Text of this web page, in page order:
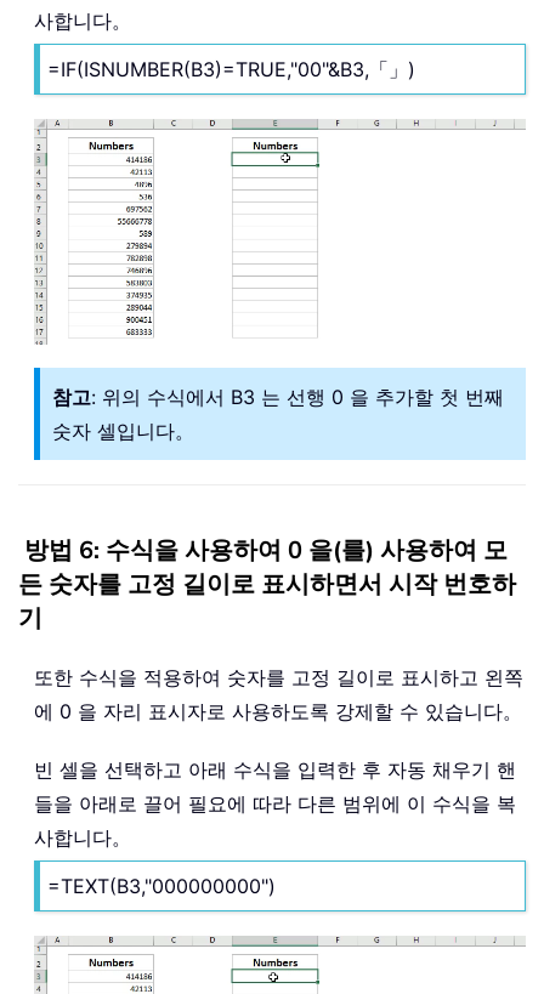
사합니다。
=IF(ISNUMBER(B3)=TRUE,"00"&B3,「」)
참고: 위의 수식에서 B3 는 선행 0 을 추가할 첫 번째
숫자 셀입니다。
방법 6: 수식을 사용하여 0 을(를) 사용하여 모
든 숫자를 고정 길이로 표시하면서 시작 번호하
기
또한 수식을 적용하여 숫자를 고정 길이로 표시하고 왼쪽
에 0 을 자리 표시자로 사용하도록 강제할 수 있습니다。
빈 셀을 선택하고 아래 수식을 입력한 후 자동 채우기 핸
들을 아래로 끌어 필요에 따라 다른 범위에 이 수식을 복
사합니다。
=TEXT(B3,"000000000")